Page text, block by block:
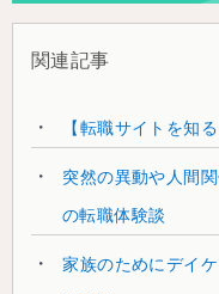
関連記事
【転職サイトを知
突然の異動や人間
の転職体験談
家族のためにデイ